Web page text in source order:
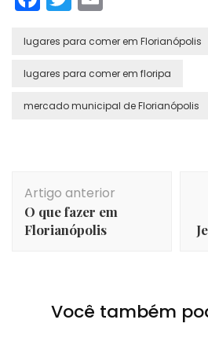
lugares para comer em Florianópolis
lugares para comer em floripa
mercado municipal de Florianópolis
de
post
Artigo anterior
O que fazer em
Florianópolis
Você também